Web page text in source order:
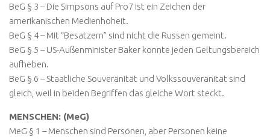
BeG § 3 – Die Simpsons auf Pro7 ist ein Zeichen der
amerikanischen Medienhoheit.
BeG § 4 – Mit “Besatzern” sind nicht die Russen gemeint.
BeG § 5 – US-Außenminister Baker konnte jeden Geltungsbereich
aufheben.
BeG § 6 – Staatliche Souveränität und Volkssouveränität sind
gleich, weil in beiden Begriffen das gleiche Wort steckt.
MENSCHEN: (MeG)
MeG § 1 – Menschen sind Personen, aber Personen keine